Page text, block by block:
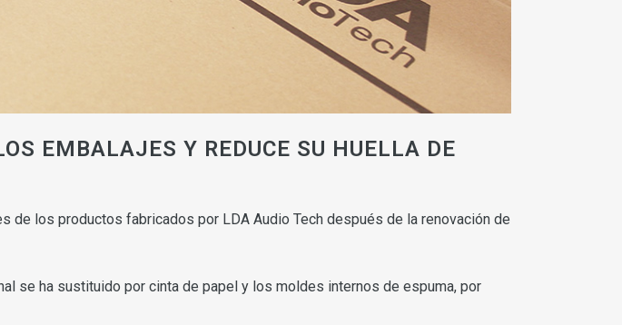
EMBALAJES Y REDUCE SU HUELLA DE
de los productos fabricados por LDA Audio Tech después de la renovación de
se ha sustituido por cinta de papel y los moldes internos de espuma, por